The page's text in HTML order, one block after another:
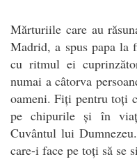
Mărturiile care au
Madrid, a spus papa la
cu ritmul ei
numai a câtorva
oameni. Fiți pentru toți
pe chipurile și în
Cuvântul lui
care-i face pe toți să se